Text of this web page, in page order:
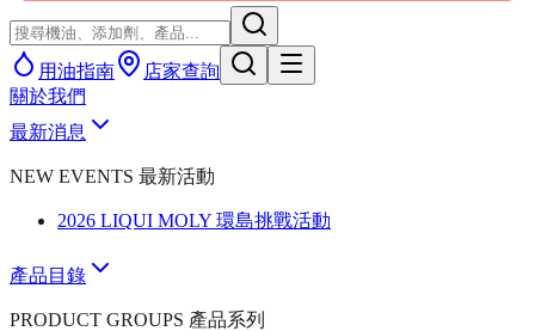
用油指南
店家查詢
關於我們
最新消息
NEW EVENTS 最新活動
2026 LIQUI MOLY 環島挑戰活動
產品目錄
PRODUCT GROUPS 產品系列